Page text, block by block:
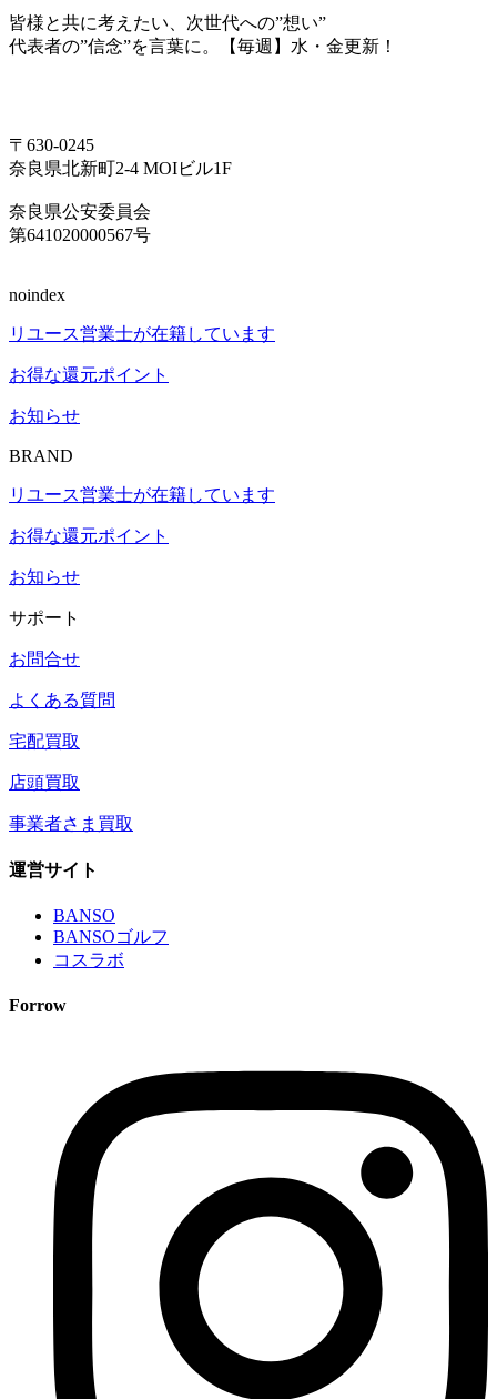
皆様と共に考えたい、次世代への”想い”
代表者の”信念”を言葉に。【毎週】水・金更新！
〒630-0245
奈良県北新町2-4 MOIビル1F
奈良県公安委員会
第641020000567号
noindex
リユース営業士が在籍しています
お得な還元ポイント
お知らせ
BRAND
リユース営業士が在籍しています
お得な還元ポイント
お知らせ
サポート
お問合せ
よくある質問
宅配買取
店頭買取
事業者さま買取
運営サイト
BANSO
BANSOゴルフ
コスラボ
Forrow